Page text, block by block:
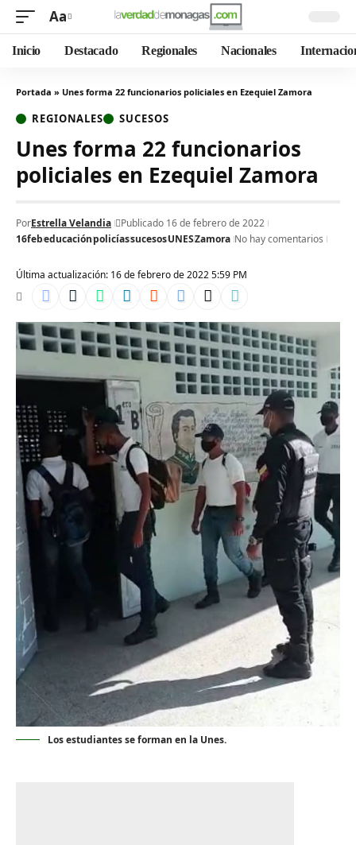
Aa
Inicio Destacado Regionales Nacionales
Portada » Unes forma 22 funcionarios policiales en Ezequiel Zamora
REGIONALES SUCESOS
Unes forma 22 funcionarios
policiales en Ezequiel Zamora
Última actualización: 16 de febrero de 2022 5:59 PM
PorEstrella Velandia
Publicado 16 de febrero de 2022
16febeducaciónpolicíassucesosUNESZamora No hay comentarios
Los estudiantes se forman en la Unes.